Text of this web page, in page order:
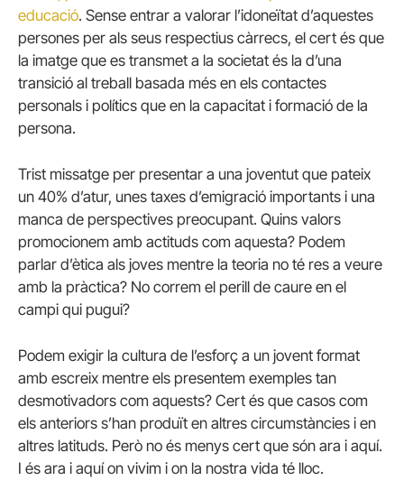
educació. Sense entrar a valorar l’idoneïtat d’aquestes
persones per als seus respectius càrrecs, el cert és que
la imatge que es transmet a la societat és la d’una
transició al treball basada més en els contactes
personals i polítics que en la capacitat i formació de la
persona.
Trist missatge per presentar a una joventut que pateix
un 40% d’atur, unes taxes d’emigració importants i una
manca de perspectives preocupant. Quins valors
promocionem amb actituds com aquesta? Podem
parlar d’ètica als joves mentre la teoria no té res a veure
amb la pràctica? No correm el perill de caure en el
campi qui pugui?
Podem exigir la cultura de l’esforç a un jovent format
amb escreix mentre els presentem exemples tan
desmotivadors com aquests? Cert és que casos com
els anteriors s’han produït en altres circumstàncies i en
altres latituds. Però no és menys cert que són ara i aquí.
I és ara i aquí on vivim i on la nostra vida té lloc.